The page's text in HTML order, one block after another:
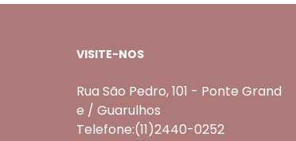
VISITE-NOS
Rua São Pedro, 101 - Ponte Grand
e / Guarulhos
Telefone:(11)2440-0252